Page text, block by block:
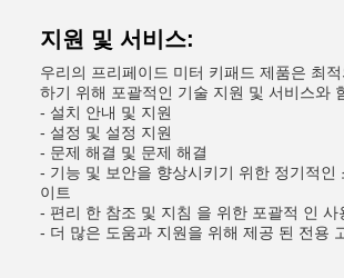
지원 및 서비스:
우리의 프리페이드 미터 키패드 제품은 최
하기 위해 포괄적인 기술 지원 및 서비스와
- 설치 안내 및 지원
- 설정 및 설정 지원
- 문제 해결 및 문제 해결
- 기능 및 보안을 향상시키기 위한 정기적인
이트
- 편리 한 참조 및 지침 을 위한 포괄적 인 사
- 더 많은 도움과 지원을 위해 제공 된 전용